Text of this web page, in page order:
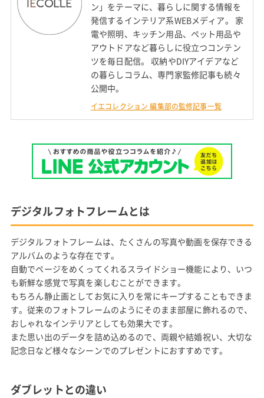
ン」をテーマに、暮らしに関する情報を
発信するインテリア系WEBメディア。 家
電や照明、キッチン用品、ペット用品や
アウトドアなど暮らしに役立つコンテン
ツを毎日配信。 収納やDIYアイデアなど
の暮らしコラム、専門家監修記事も続々
公開中。
イエコレクション 編集部の監修記事一覧
デジタルフォトフレームとは
デジタルフォトフレームは、たくさんの写真や動画を保存できる
アルバムのような存在です。
自動でページをめくってくれるスライドショー機能により、いつ
も新鮮な感覚で写真を楽しむことができます。
もちろん静止画としてお気に入りを常にキープすることもできま
す。従来のフォトフレームのようにそのまま部屋に飾れるので、
おしゃれなインテリアとしても効果大です。
また思い出のデータを詰め込めるので、両親や結婚祝い、大切な
記念日など様々なシーンでのプレゼントにおすすめです。
ダブレットとの違い